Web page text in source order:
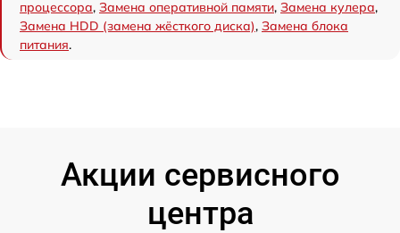
процессора, Замена оперативной памяти, Замена кулера,
Замена HDD (замена жёсткого диска), Замена блока
питания.
Акции сервисного
центра